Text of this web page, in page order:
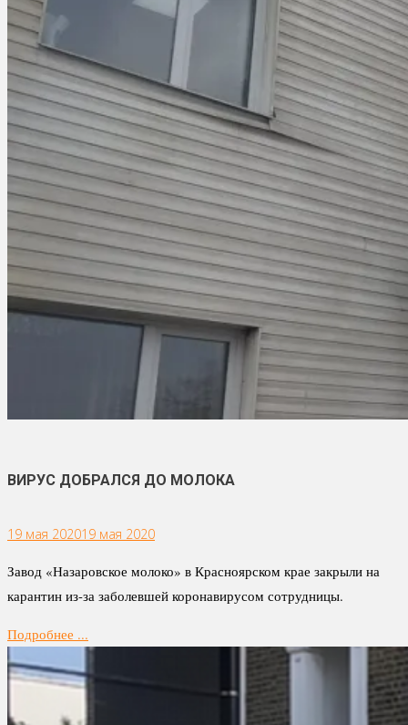
ВИРУС ДОБРАЛСЯ ДО МОЛОКА
19 мая 202019 мая 2020
Завод «Назаровское молоко» в Красноярском крае закрыли на
карантин из-за заболевшей коронавирусом сотрудницы.
Подробнее ...